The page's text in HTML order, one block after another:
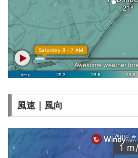
風速｜風向